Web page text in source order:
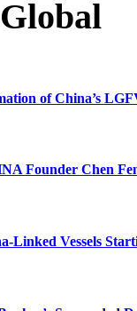
of China’s
Founder Chen
Linked Vessels